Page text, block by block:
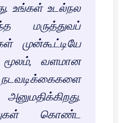
உங்கள் உடல்நல
மருத்துவப்
முன்கூட்டியே
வளமான
கொண்ட